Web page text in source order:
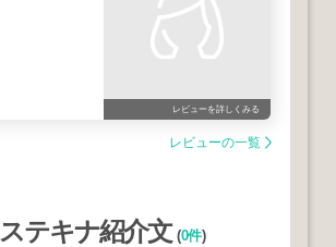
レビューを詳しくみる
レビューの一覧
ステキナ紹介文(0件)